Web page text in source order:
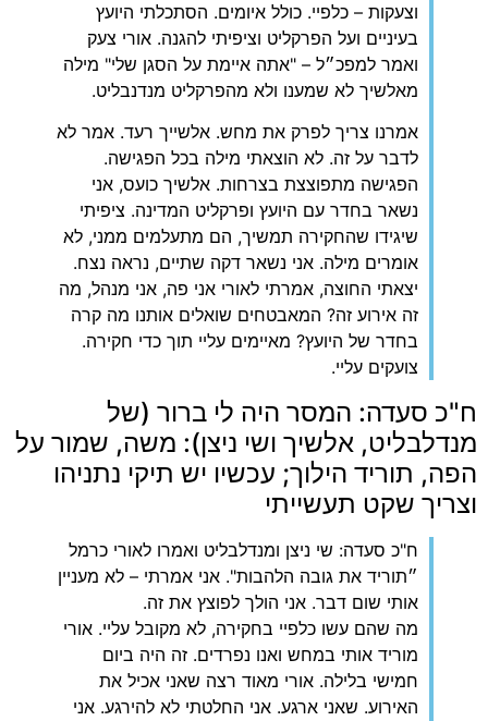
וצעקות – כלפיי. כולל איומים. הסתכלתי היועץ
בעיניים ועל הפרקליט וציפיתי להגנה. אורי צעק
ואמר למפכ״ל – "אתה איימת על הסגן שלי" מילה
מאלשיך לא שמענו ולא מהפרקליט מנדנבליט.
‏אמרנו צריך לפרק את מחש. אלשייך רעד. אמר לא
לדבר על זה. לא הוצאתי מילה בכל הפגישה.
הפגישה מתפוצצת בצרחות. אלשיך כועס, אני
נשאר בחדר עם היועץ ופרקליט המדינה. ציפיתי
שיגידו שהחקירה תמשיך, הם מתעלמים ממני, לא
אומרים מילה. אני נשאר דקה שתיים, נראה נצח.
יצאתי החוצה, אמרתי לאורי אני פה, אני מנהל, מה
זה אירוע זה? המאבטחים שואלים אותנו מה קרה
בחדר של היועץ? מאיימים עליי תוך כדי חקירה.
צועקים עליי.
‏ח"כ סעדה: המסר היה לי ברור (של
מנדלבליט, אלשיך ושי ניצן): משה, שמור על
הפה, תוריד הילוך; עכשיו יש תיקי נתניהו
וצריך שקט תעשייתי
ח"כ סעדה: שי ניצן ומנדלבליט ואמרו לאורי כרמל
״תוריד את גובה הלהבות". אני אמרתי – לא מעניין
אותי שום דבר. אני הולך לפוצץ את זה.
מה שהם עשו כלפיי בחקירה, לא מקובל עליי. אורי
מוריד אותי במחש ואנו נפרדים. זה היה ביום
חמישי בלילה. אורי מאוד רצה שאני אכיל את
האירוע. שאני ארגע. אני החלטתי לא להירגע. אני